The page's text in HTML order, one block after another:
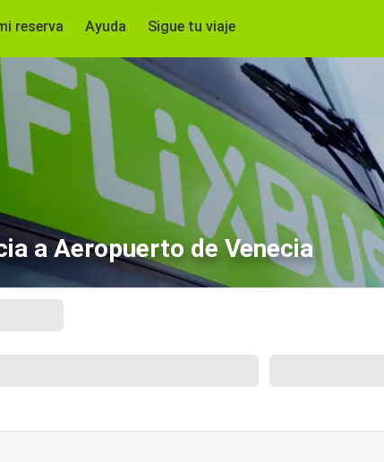
reserva Ayuda Sigue tu viaje
a Aeropuerto de Venecia